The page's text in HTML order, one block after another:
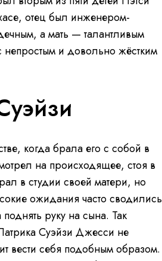
отец был инженером-
а мать — талантливым
и довольно жёстким
когда брала его с собой в
на происходящее, стоя в
в студии своей матери, но
ожидания часто сводились
руку на сына. Так
Суэйзи Джесси не
вести себя подобным образом.